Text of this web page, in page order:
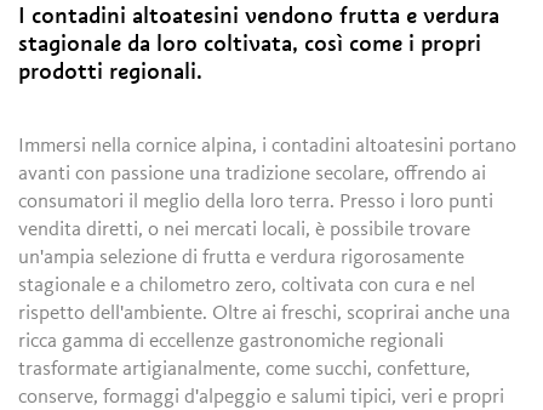
I contadini altoatesini vendono frutta e verdura
stagionale da loro coltivata, così come i propri
prodotti regionali.
Immersi nella cornice alpina, i contadini altoatesini portano
avanti con passione una tradizione secolare, offrendo ai
consumatori il meglio della loro terra. Presso i loro punti
vendita diretti, o nei mercati locali, è possibile trovare
un'ampia selezione di frutta e verdura rigorosamente
stagionale e a chilometro zero, coltivata con cura e nel
rispetto dell'ambiente. Oltre ai freschi, scoprirai anche una
ricca gamma di eccellenze gastronomiche regionali
trasformate artigianalmente, come succhi, confetture,
conserve, formaggi d'alpeggio e salumi tipici, veri e propri